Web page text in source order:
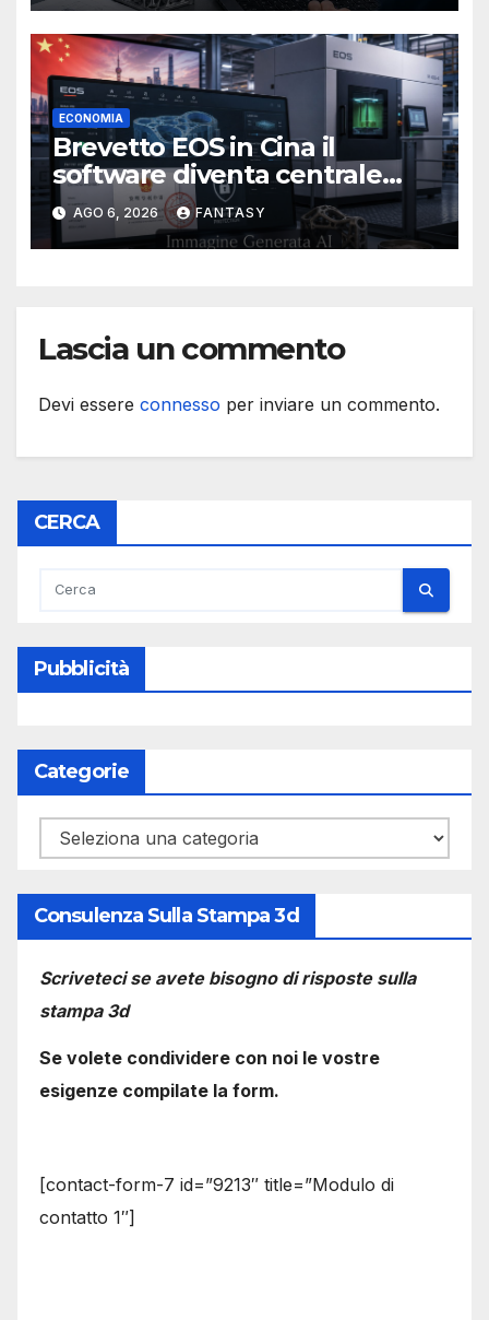
ECONOMIA
Brevetto EOS in Cina il
software diventa centrale
nella stampa 3D industriale
AGO 6, 2026 FANTASY
Lascia un commento
Devi essere connesso per inviare un commento.
CERCA
Pubblicità
Categorie
Categorie
Consulenza Sulla Stampa 3d
Scriveteci se avete bisogno di risposte sulla
stampa 3d
Se volete condividere con noi le vostre
esigenze compilate la form.
[contact-form-7 id=”9213″ title=”Modulo di
contatto 1″]